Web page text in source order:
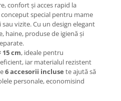
confort și acces rapid la
special pentru mame
vizite. Cu un design elegant
haine, produse de igienă și
cm, ideale pentru
iar materialul rezistent
6 accesorii incluse te ajută să
personale, economisind